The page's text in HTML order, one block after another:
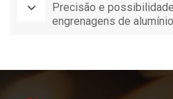
Precisão e
engrenagens de alumínio